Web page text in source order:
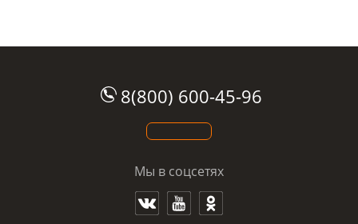
8(800) 600-45-96
Мы в соцсетях